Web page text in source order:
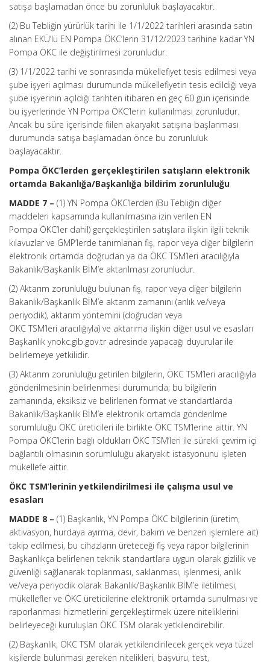
satışa başlamadan önce bu zorunluluk başlayacaktır.
(2) Bu Tebliğin yürürlük tarihi ile 1/1/2022 tarihleri arasında satın
alınan EKÜ’lü EN Pompa ÖKC’lerin 31/12/2023 tarihine kadar YN
Pompa ÖKC ile değiştirilmesi zorunludur.
(3) 1/1/2022 tarihi ve sonrasında mükellefiyet tesis edilmesi veya
şube işyeri açılması durumunda mükellefiyetin tesis edildiği veya
şube işyerinin açıldığı tarihten itibaren en geç 60 gün içerisinde
bu işyerlerinde YN Pompa ÖKC’lerin kullanılması zorunludur.
Ancak bu süre içerisinde fiilen akaryakıt satışına başlanması
durumunda satışa başlamadan önce bu zorunluluk
başlayacaktır.
Pompa ÖKC’lerden gerçekleştirilen satışların elektronik
ortamda Bakanlığa/Başkanlığa bildirim zorunluluğu
MADDE 7 – (1) YN Pompa ÖKC’lerden (Bu Tebliğin diğer
maddeleri kapsamında kullanılmasına izin verilen EN
Pompa ÖKC’ler dahil) gerçekleştirilen satışlara ilişkin ilgili teknik
kılavuzlar ve GMP’lerde tanımlanan fiş, rapor veya diğer bilgilerin
elektronik ortamda doğrudan ya da ÖKC TSM’leri aracılığıyla
Bakanlık/Başkanlık BİM’e aktarılması zorunludur.
(2) Aktarım zorunluluğu bulunan fiş, rapor veya diğer bilgilerin
Bakanlık/Başkanlık BİM’e aktarım zamanını (anlık ve/veya
periyodik), aktarım yöntemini (doğrudan veya
ÖKC TSM’leri aracılığıyla) ve aktarıma ilişkin diğer usul ve esasları
Başkanlık ynokc.gib.gov.tr adresinde yapacağı duyurular ile
belirlemeye yetkilidir.
(3) Aktarım zorunluluğu getirilen bilgilerin, ÖKC TSM’leri aracılığıyla
gönderilmesinin belirlenmesi durumunda; bu bilgilerin
zamanında, eksiksiz ve belirlenen format ve standartlarda
Bakanlık/Başkanlık BİM’e elektronik ortamda gönderilme
sorumluluğu ÖKC üreticileri ile birlikte ÖKC TSM’lerine aittir. YN
Pompa ÖKC’lerin bağlı oldukları ÖKC TSM’leri ile sürekli çevrim içi
bağlantılı olmasının sorumluluğu akaryakıt istasyonunu işleten
mükellefe aittir.
ÖKC TSM’lerinin yetkilendirilmesi ile çalışma usul ve
esasları
MADDE 8 – (1) Başkanlık, YN Pompa ÖKC bilgilerinin (üretim,
aktivasyon, hurdaya ayırma, devir, bakım ve benzeri işlemlere ait)
takip edilmesi, bu cihazların üreteceği fiş veya rapor bilgilerinin
Başkanlıkça belirlenen teknik standartlara uygun olarak gizlilik ve
güvenliği sağlanarak toplanması, saklanması, işlenmesi, anlık
ve/veya periyodik olarak Bakanlık/Başkanlık BİM’e iletilmesi,
mükellefler ve ÖKC üreticilerine elektronik ortamda sunulması ve
raporlanması hizmetlerini gerçekleştirmek üzere niteliklerini
belirleyeceği kuruluşları ÖKC TSM olarak yetkilendirebilir.
(2) Başkanlık, ÖKC TSM olarak yetkilendirilecek gerçek veya tüzel
kişilerde bulunması gereken nitelikleri, başvuru, test,